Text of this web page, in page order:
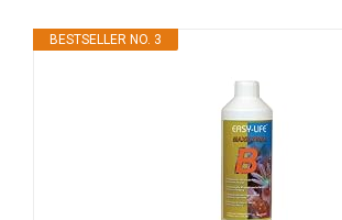
BESTSELLER NO. 3